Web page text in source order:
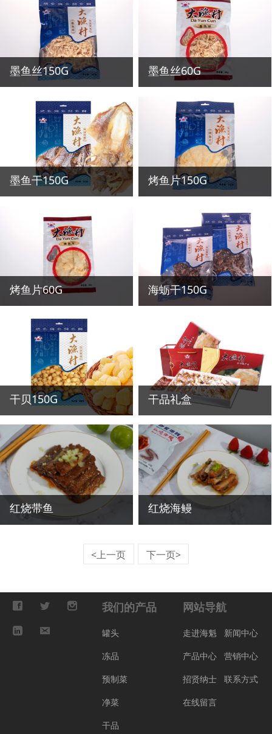
墨鱼丝150G 墨鱼丝60G
墨鱼干150G 烤鱼片150G
烤鱼片60G 海蛎干150G
干贝150G 干品礼盒
红烧带鱼 红烧海鳗
<上一页 下一页>
我们的产品
罐头
冻品
预制菜
净菜
干品
网站导航
走进海魁
新闻中心
产品中心
营销中心
招贤纳士
联系方式
在线留言